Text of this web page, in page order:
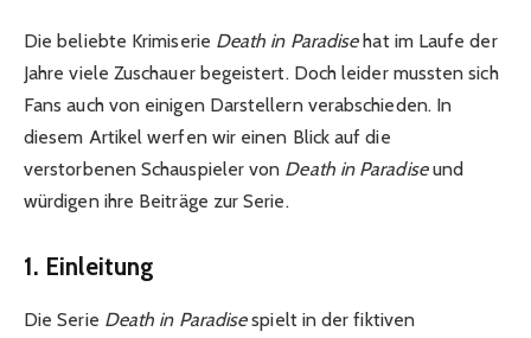
Die beliebte Krimiserie Death in Paradisehat im Laufe der
Jahre viele Zuschauer begeistert. Doch leider mussten sich
Fans auch von einigen Darstellern verabschieden. In
diesem Artikel werfen wir einen Blick auf die
verstorbenen Schauspieler von Death in Paradiseund
würdigen ihre Beiträge zur Serie.
1. Einleitung
Die Serie Death in Paradisespielt in der fiktiven